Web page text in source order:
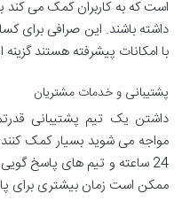
است که به کاربران کمک می کند
داشته باشند. این صرافی برای
با امکانات پیشرفته هستند
پشتیبانی و خدمات مشتریان
داشتن یک تیم پشتیبانی
مواجه می شوید بسیار کمک
24 ساعته و تیم های پاسخ
ممکن است زمان بیشتری برای